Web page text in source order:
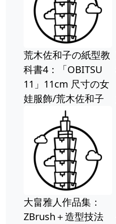
荒木佐和子の紙型教
科書4：「OBITSU
11」11cm 尺寸の女
娃服飾/荒木佐和子
大畠雅人作品集：
ZBrush＋造型技法